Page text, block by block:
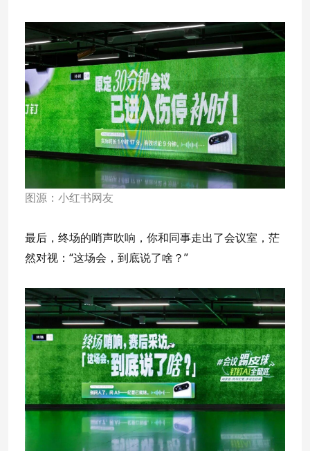
图源：小红书网友
最后，终场的哨声吹响，你和同事走出了会议室，茫
然对视：“这场会，到底说了啥？”